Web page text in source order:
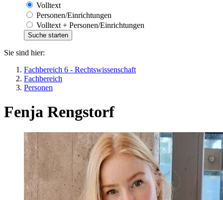
Volltext
Personen/Einrichtungen
Volltext + Personen/Einrichtungen
Sie sind hier:
Fachbereich 6 - Rechtswissenschaft
Fachbereich
Personen
Fenja Rengstorf